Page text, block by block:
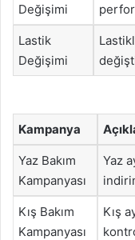
Değişimi
Lastik
Değişimi
Kampanya
Yaz Bakım
Kampanyası
Yaz
Kış Bakım
Kampanyası
Kış